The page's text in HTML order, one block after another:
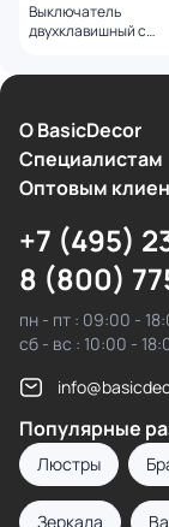
Выключатель
двухклавишный с
О BasicDecor
Cпециалистам
Оптовым
+7 (495)
8 (800)
пн - пт : 09:00 -
сб - вс : 10:00 -
Популярные
Люстры
Зеркала